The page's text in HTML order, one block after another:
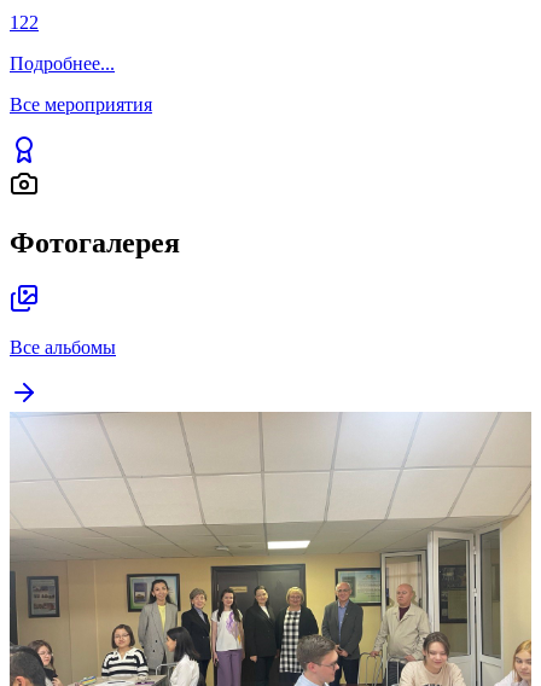
122
Подробнее...
Все мероприятия
Фотогалерея
Все альбомы